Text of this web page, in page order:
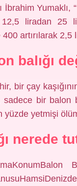
İbrahim Yumaklı,
12,5 liradan 25
artırılarak 2,5
balığı
bir çay
bir balon
yüzde yetmişi
nerede